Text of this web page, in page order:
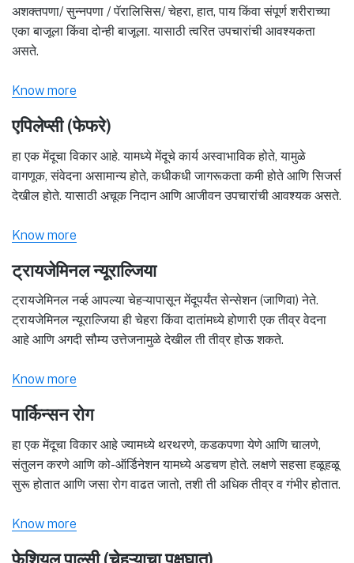
अशक्तपणा/ सुन्नपणा / पॅरालिसिस/ चेहरा, हात, पाय किंवा संपूर्ण शरीराच्या
एका बाजूला किंवा दोन्ही बाजूला. यासाठी त्वरित उपचारांची आवश्यकता
असते.
Know more
एपिलेप्सी (फेफरे)
हा एक मेंदूचा विकार आहे. यामध्ये मेंदूचे कार्य अस्वाभाविक होते, यामुळे
वागणूक, संवेदना असामान्य होते, कधीकधी जागरूकता कमी होते आणि सिजर्स
देखील होते. यासाठी अचूक निदान आणि आजीवन उपचारांची आवश्यक असते.
Know more
ट्रायजेमिनल न्यूराल्जिया
ट्रायजेमिनल नर्व्ह आपल्या चेहऱ्यापासून मेंदूपर्यंत सेन्सेशन (जाणिवा) नेते.
ट्रायजेमिनल न्यूराल्जिया ही चेहरा किंवा दातांमध्ये होणारी एक तीव्र वेदना
आहे आणि अगदी सौम्य उत्तेजनामुळे देखील ती तीव्र होऊ शकते.
Know more
पार्किन्सन रोग
हा एक मेंदूचा विकार आहे ज्यामध्ये थरथरणे, कडकपणा येणे आणि चालणे,
संतुलन करणे आणि को-ऑर्डिनेशन यामध्ये अडचण होते. लक्षणे सहसा हळूहळू
सुरू होतात आणि जसा रोग वाढत जातो, तशी ती अधिक तीव्र व गंभीर होतात.
Know more